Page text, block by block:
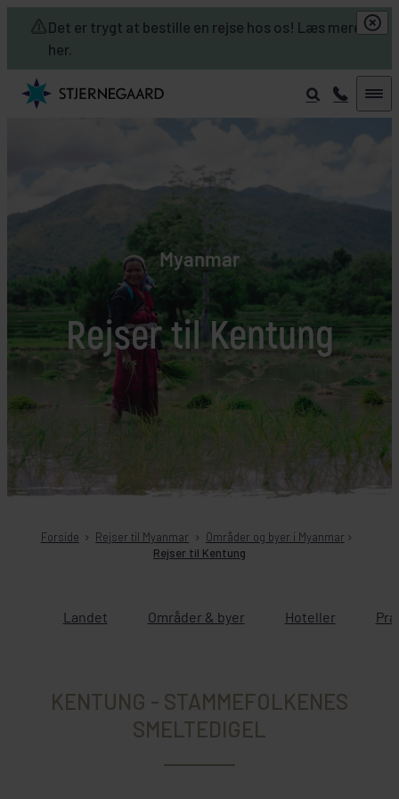
Det er trygt at bestille en rejse hos os! Læs mere
her.
Skip to main content
Rejser til Kentung
Myanmar
Forside Rejser til Myanmar
Områder og byer i Myanmar
Rejser til Kentung
Landet Områder & byer Hoteller
KENTUNG - STAMMEFOLKENES
SMELTEDIGEL